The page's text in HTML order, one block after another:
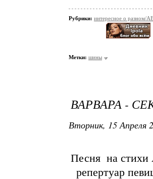
Рубрики: интересное о
Метки: шины
ВАРВАРА -
Вторник, 15 Апреля
Песня на стихи
репертуар